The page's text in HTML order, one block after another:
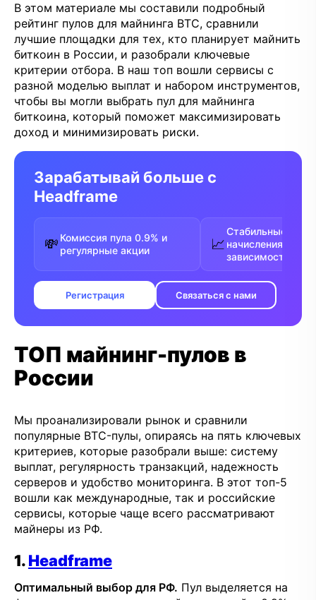
В этом материале мы составили подробный
рейтинг пулов для майнинга BTC, сравнили
лучшие площадки для тех, кто планирует майнить
биткоин в России, и разобрали ключевые
критерии отбора. В наш топ вошли сервисы с
разной моделью выплат и набором инструментов,
чтобы вы могли выбрать пул для майнинга
биткоина, который поможет максимизировать
доход и минимизировать риски.
Зарабатывай больше с
Headframe
💸 Комиссия пула 0.9% и
регулярные акции
📈
Стабильные FPPS
начисления без
зависимости от
Регистрация Связаться с нами
ТОП майнинг-пулов в
России
Мы проанализировали рынок и сравнили
популярные BTC-пулы, опираясь на пять ключевых
критериев, которые разобрали выше: систему
выплат, регулярность транзакций, надежность
серверов и удобство мониторинга. В этот топ-5
вошли как международные, так и российские
сервисы, которые чаще всего рассматривают
майнеры из РФ.
1.Headframe
Оптимальный выбор для РФ. Пул выделяется на